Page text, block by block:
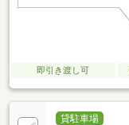
即引き渡し可
貸駐車場